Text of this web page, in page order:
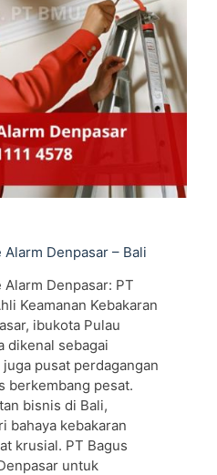
Denpasar – Bali
Denpasar: PT
Keamanan Kebakaran
ibukota Pulau
dikenal sebagai
pusat perdagangan
berkembang pesat.
bisnis di Bali,
bahaya kebakaran
krusial. PT Bagus
untuk